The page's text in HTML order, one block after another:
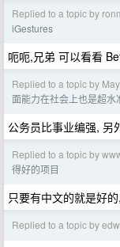
Replied to a topic by
iGestures
呃呃,兄弟 可以看看
Replied to a topic by
面能力在社会上也是超水
公务员比事业编强, 另
Replied to a topic by
得好的项目
只要有中文的就是好
Replied to a topic by